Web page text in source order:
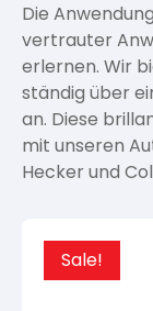
Die
vertrauter
erlernen. Wir
ständig über
an. Diese
mit unseren
Hecker und
Sale!